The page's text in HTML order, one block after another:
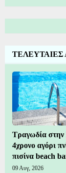
ΤΕΛΕΥΤΑΙΕΣ
Τραγωδία
4χρονο αγόρι
πισίνα beach
09 Αυγ, 2026